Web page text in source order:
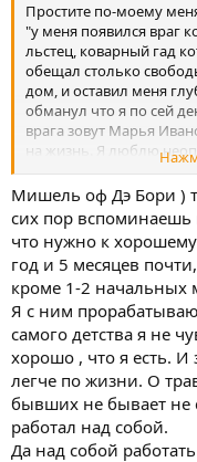
Простите по-моему
"у меня появился враг
льстец, коварный гад
обещал столько
дом, и оставил меня
обманул что я по сей
врага зовут Марья
на жизнь. Я люблю
радость. Клетка мне не
прививали в садике, я
видеть родители —
счастливыми в меру, в
правильно
моего врага, а друг
Пойми что это очень и
ты превратишься? Я не
слабочка, потому что
иметь
примерно ракурсе
клизму, неприятно,
подожди , посмотри,
продолжи, ещё
решениям . Я так с
Мишель оф Дэ Бори )
сих пор вспоминаешь
что нужно к
год и 5 месяцев
кроме 1-2 начальных
Я с ним
самого детства я не
хорошо , что я есть.
легче по жизни. О
бывших не бывает не
работал над собой.
Да над собой